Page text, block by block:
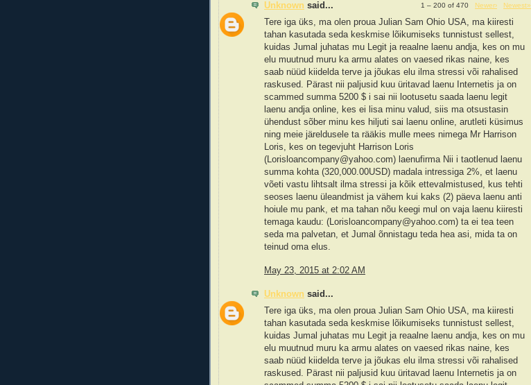
1 – 200 of 470 Newer› Newest»
Unknown said...
Tere iga üks, ma olen proua Julian Sam Ohio USA, ma kiiresti
tahan kasutada seda keskmise lõikumiseks tunnistust sellest,
kuidas Jumal juhatas mu Legit ja reaalne laenu andja, kes on mu
elu muutnud muru ka armu alates on vaesed rikas naine, kes
saab nüüd kiidelda terve ja jõukas elu ilma stressi või rahalised
raskused. Pärast nii paljusid kuu üritavad laenu Internetis ja on
scammed summa 5200 $ i sai nii lootusetu saada laenu legit
laenu andja online, kes ei lisa minu valud, siis ma otsustasin
ühendust sõber minu kes hiljuti sai laenu online, arutleti küsimus
ning meie järeldusele ta rääkis mulle mees nimega Mr Harrison
Loris, kes on tegevjuht Harrison Loris
(Lorisloancompany@yahoo.com) laenufirma Nii i taotlenud laenu
summa kohta (320,000.00USD) madala intressiga 2%, et laenu
võeti vastu lihtsalt ilma stressi ja kõik ettevalmistused, kus tehti
seoses laenu üleandmist ja vähem kui kaks (2) päeva laenu anti
hoiule mu pank, et ma tahan nõu keegi mul on vaja laenu kiiresti
temaga kaudu: (Lorisloancompany@yahoo.com) ta ei tea teen
seda ma palvetan, et Jumal õnnistagu teda hea asi, mida ta on
teinud oma elus.
May 23, 2015 at 2:02 AM
Unknown said...
Tere iga üks, ma olen proua Julian Sam Ohio USA, ma kiiresti
tahan kasutada seda keskmise lõikumiseks tunnistust sellest,
kuidas Jumal juhatas mu Legit ja reaalne laenu andja, kes on mu
elu muutnud muru ka armu alates on vaesed rikas naine, kes
saab nüüd kiidelda terve ja jõukas elu ilma stressi või rahalised
raskused. Pärast nii paljusid kuu üritavad laenu Internetis ja on